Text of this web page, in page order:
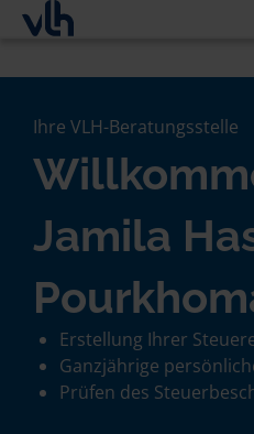
Ihre VLH-Beratungsstelle
Jamila
Erstellung Ihrer
Ganzjährige
Prüfen des